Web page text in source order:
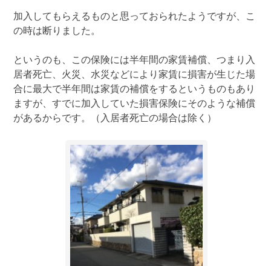
加入してもらえるものと思っておられたようですが、こ
の時は断りました。
というのも、この保険には半年間の家賃補償、つまり入
居者死亡、火災、水災などにより家賃に損害が生じた場
合に最大で半年間は家賃の補償をするというものもあり
ますが、すでに加入していた損害保険にそのような補償
があるからです。（入居者死亡の場合は除く）